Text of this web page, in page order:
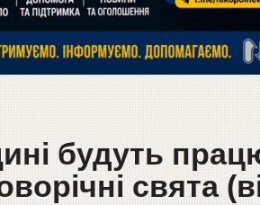
будуть
свята